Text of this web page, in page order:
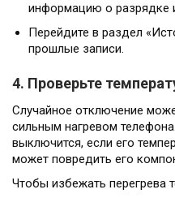
информацию о разрядке
Перейдите в раздел
прошлые записи.
4. Проверьте
Случайное отключение
сильным нагревом
выключится, если его
может повредить его
Чтобы избежать перегрева